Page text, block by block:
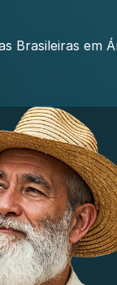
Brasileiras em